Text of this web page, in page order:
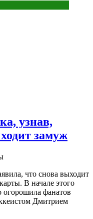
узнав,
замуж
что снова выходит
В начале этого
огорошила фанатов
Дмитрием